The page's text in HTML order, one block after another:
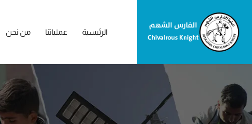
الرئيسية عملياتنا من نحن